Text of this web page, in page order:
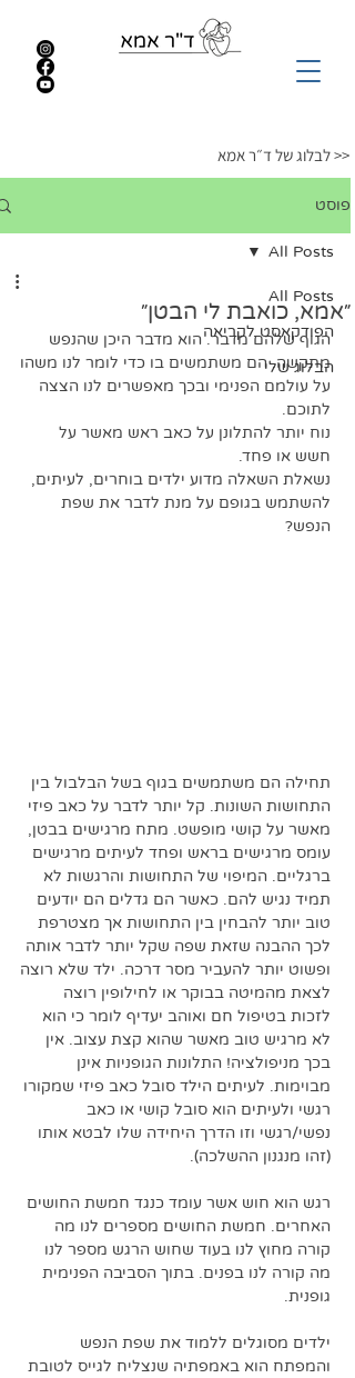
<< לבלוג של ד״ר אמא
פוסט
All Posts
הפודקאסט לקריאה
הבלוג שלי
All Posts
״אמא, כואבת לי הבטן״
הגוף שלהם מדבר. הוא מדבר היכן שהנפש
מתקשה. הם משתמשים בו כדי לומר לנו משהו
על עולמם הפנימי ובכך מאפשרים לנו הצצה
לתוכם.
נוח יותר להתלונן על כאב ראש מאשר על
חשש או פחד.
נשאלת השאלה מדוע ילדים בוחרים, לעיתים,
להשתמש בגופם על מנת לדבר את שפת
הנפש?
תחילה הם משתמשים בגוף בשל הבלבול בין
התחושות השונות. קל יותר לדבר על כאב פיזי
מאשר על קושי מופשט. מתח מרגישים בבטן,
עומס מרגישים בראש ופחד לעיתים מרגישים
ברגליים. המיפוי של התחושות והרגשות לא
תמיד נגיש להם. כאשר הם גדלים הם יודעים
טוב יותר להבחין בין התחושות אך מצטרפת
לכך ההבנה שזאת שפה שקל יותר לדבר אותה
ופשוט יותר להעביר מסר דרכה. ילד שלא רוצה
לצאת מהמיטה בבוקר או לחילופין רוצה
לזכות בטיפול חם ואוהב יעדיף לומר כי הוא
לא מרגיש טוב מאשר שהוא קצת עצוב. אין
בכך מניפולציה! התלונות הגופניות אינן
מבוימות. לעיתים הילד סובל כאב פיזי שמקורו
רגשי ולעיתים הוא סובל קושי או כאב
נפשי/רגשי וזו הדרך היחידה שלו לבטא אותו
(זהו מנגנון ההשלכה).
רגש הוא חוש אשר עומד כנגד חמשת החושים
האחרים. חמשת החושים מספרים לנו מה
קורה מחוץ לנו בעוד שחוש הרגש מספר לנו
מה קורה לנו בפנים. בתוך הסביבה הפנימית
גופנית.
ילדים מסוגלים ללמוד את שפת הנפש
והמפתח הוא באמפתיה שנצליח לגייס לטובת